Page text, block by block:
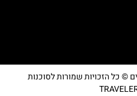
© כל הזכויות שמורות לסוכנות